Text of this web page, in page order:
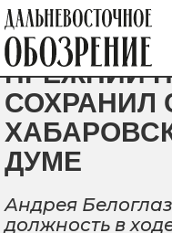
ПРЕЖНИЙ
СОХРАНИЛ
ДУМЕ
Андрея
должность в